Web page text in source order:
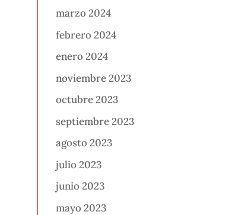
marzo 2024
febrero 2024
enero 2024
noviembre 2023
octubre 2023
septiembre 2023
agosto 2023
julio 2023
junio 2023
mayo 2023